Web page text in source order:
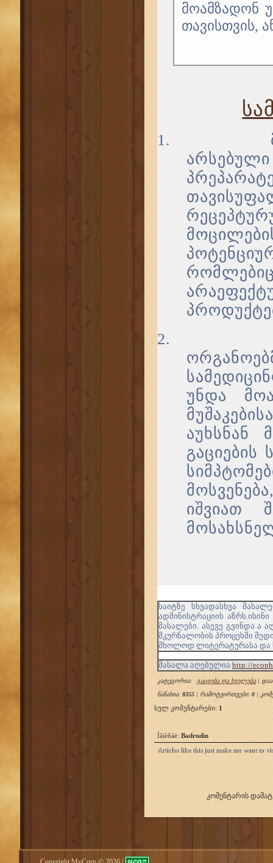
მოამზადონ
თავისთვის,
1.
2.
უნდა
აუხსნან
გაციების
იშვიათ
საიტზე სხვადასხვა
ადმინისტრაციის
მასალები. ასევე გვინდა ა
მკურნალობის პროცესში
მხოლოდ ლიტერატურასა და
მასალა აღებულია http://
კატეგორია: გაციება და ხველება|
ნანახია: 8355 | რამოტვირთვები: 0 |
სულ კომენტარები: 1
Íàïèñàë: Badrudin
Articles like this just make me want to
კომენტარის